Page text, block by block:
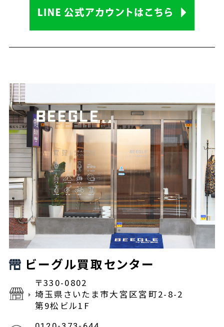
ビーグル買取センター
〒330-0802
埼玉県さいたま市大宮区宮町2-8-2
第9松ビル1F